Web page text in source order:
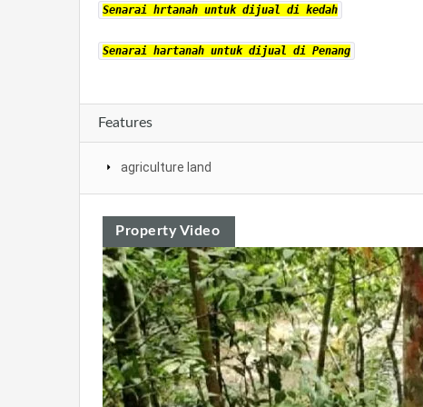
Senarai hrtanah untuk dijual di kedah
Senarai hartanah untuk dijual di Penang
Features
agriculture land
Property Video